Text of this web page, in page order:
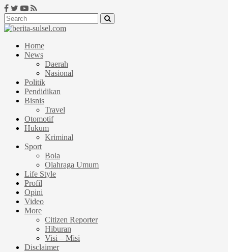
Home
News
Daerah
Nasional
Politik
Pendidikan
Bisnis
Travel
Otomotif
Hukum
Kriminal
Sport
Bola
Olahraga Umum
Life Style
Profil
Opini
Video
More
Citizen Reporter
Hiburan
Visi – Misi
Disclaimer